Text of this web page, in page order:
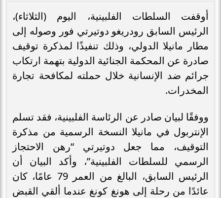
أوقفت السلطات الفلبينية، اليوم (الثلاثاء)،
الرئيس السابق رودريغو دوتيرتي فور وصوله إلى
مطار مانيلا الدولي، وذلك تنفيذًا لمذكرة توقيف
صادرة عن المحكمة الجنائية الدولية بتهمة ارتكاب
جرائم ضد الإنسانية خلال حملته لمكافحة تجارة
المخدرات.
ووفقًا لبيان صادر عن الرئاسة الفلبينية، فقد تسلم
الإنتربول في مانيلا النسخة الرسمية من مذكرة
التوقيف، مما جعل دوتيرتي “رهن الاحتجاز
الرسمي للسلطات الفلبينية”، وأكد البيان أن
الرئيس السابق، البالغ من العمر 79 عامًا، كان
عائدًا من رحلة إلى هونغ كونغ عندما ألقي القبض